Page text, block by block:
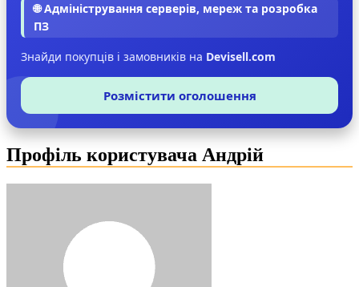
🌐 Адміністрування серверів, мереж та розробка
ПЗ
Знайди покупців і замовників на Devisell.com
Розмістити оголошення
Профіль користувача Андрій